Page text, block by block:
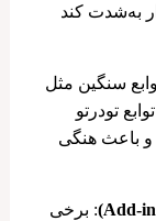
به‌شدت کند
سنگین مثل
تودرتو
و باعث هنگی
: برخی